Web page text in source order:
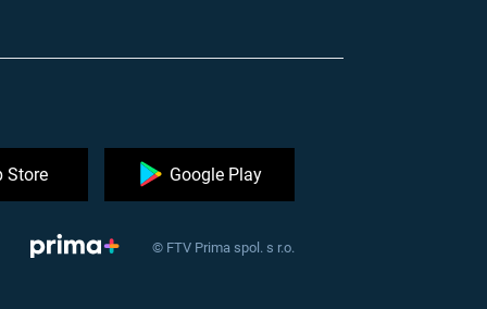
Store Google Play
© FTV Prima spol. s r.o.